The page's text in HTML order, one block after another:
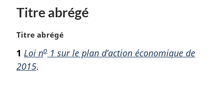
Titre abrégé
N
t
e
Titre abrégé
1 Loi no 1 sur le plan d’action économique de
2015.